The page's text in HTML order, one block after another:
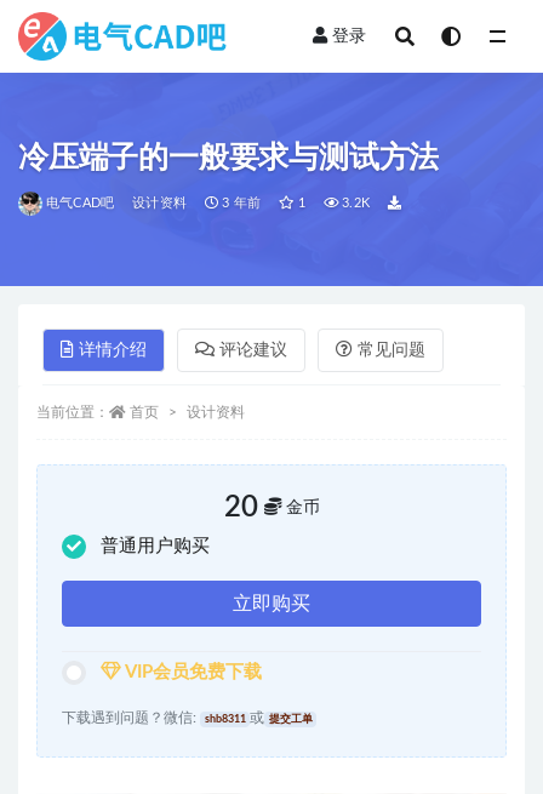
登录
冷压端子的一般要求与测试方法
电气CAD吧 设计资料 3 年前 1 3.2K
详情介绍 评论建议 常见问题
当前位置： 首页 设计资料
20 金币
普通用户购买
立即购买
VIP会员免费下载
下载遇到问题？微信: shb8311 或 提交工单